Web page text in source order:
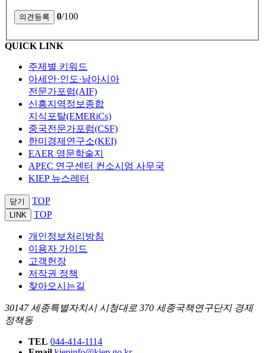
0/100
QUICK LINK
주제별 키워드
아세안·인도·남아시아
전문가포럼(AIF)
신흥지역정보종합
지식포탈(EMERiCs)
중국전문가포럼(CSF)
한미경제연구소(KEI)
EAER 영문학술지
APEC 연구센터 컨소시엄 사무국
KIEP 뉴스레터
닫기 TOP
LINK TOP
개인정보처리방침
이용자 가이드
고객헌장
저작권 정책
찾아오시는길
30147 세종특별자치시 시청대로 370 세종국책연구단지 경제
정책동
TEL 044-414-1114